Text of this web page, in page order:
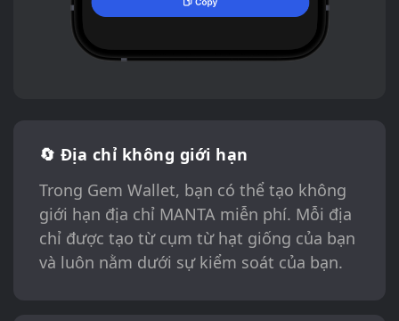
🔄 Địa chỉ không giới hạn
Trong Gem Wallet, bạn có thể tạo không
giới hạn địa chỉ MANTA miễn phí. Mỗi địa
chỉ được tạo từ cụm từ hạt giống của bạn
và luôn nằm dưới sự kiểm soát của bạn.